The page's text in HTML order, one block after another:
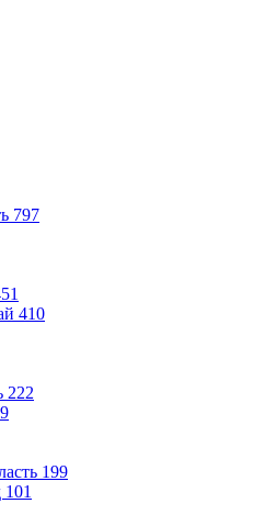
797
410
222
199
101